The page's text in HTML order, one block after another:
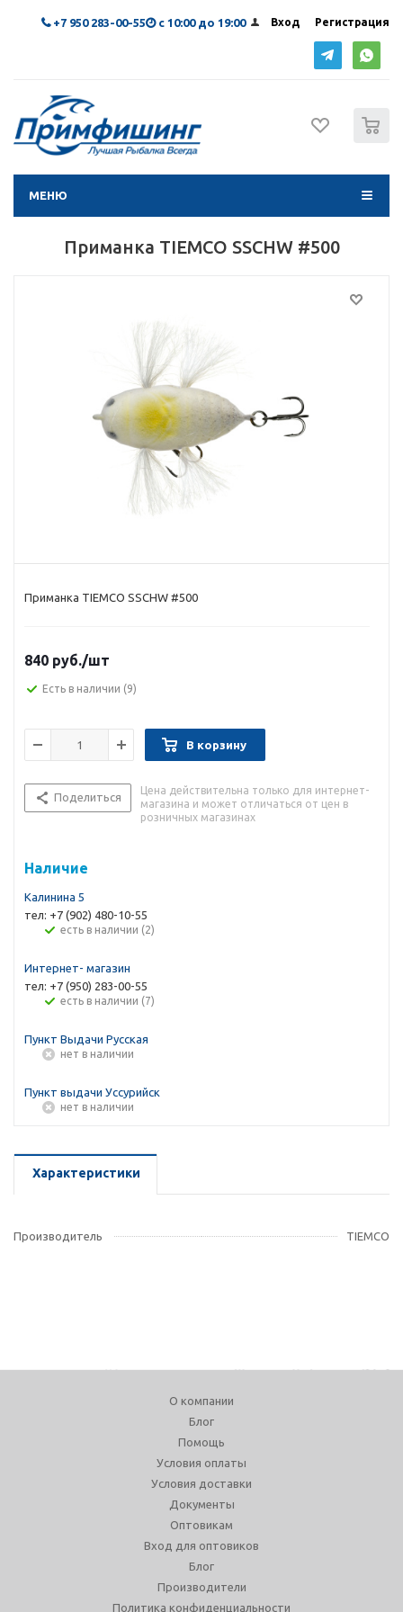
Вход Регистрация
+7 950 283-00-55 с 10:00 до 19:00
МЕНЮ
Приманка TIEMCO SSCHW #500
Приманка TIEMCO SSCHW #500
840 руб./шт
Есть в наличии (9)
В корзину
Поделиться
Цена действительна только для интернет-
магазина и может отличаться от цен в
розничных магазинах
Наличие
Калинина 5
тел: +7 (902) 480-10-55
Есть в наличии (2)
Интернет- магазин
тел: +7 (950) 283-00-55
Есть в наличии (7)
Пункт Выдачи Русская
Нет в наличии
Пункт выдачи Уссурийск
Нет в наличии
Характеристики
Производитель TIEMCO
О компании
Блог
Помощь
Условия оплаты
Условия доставки
Документы
Оптовикам
Вход для оптовиков
Блог
Производители
Политика конфиденциальности